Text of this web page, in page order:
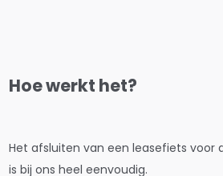
Hoe werkt het?
Het afsluiten van een leasefiets voor
is bij ons heel eenvoudig.